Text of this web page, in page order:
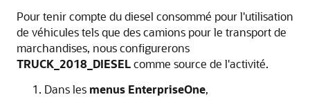
Pour tenir compte du diesel consommé pour l'utilisation
de véhicules tels que des camions pour le transport de
marchandises, nous configurerons
TRUCK_2018_DIESELcomme source de l'activité.
Dans les menus EnterpriseOne,